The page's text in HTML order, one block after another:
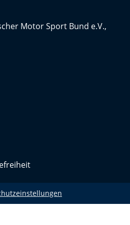
Motor Sport Bund e.V.,
und Bereitstellung
auf unserer Website gesetzt